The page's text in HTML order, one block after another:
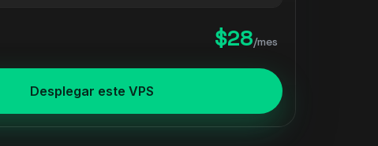
$28/mes
Desplegar este VPS